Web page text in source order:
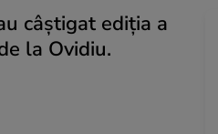
câştigat ediţia a
la Ovidiu.